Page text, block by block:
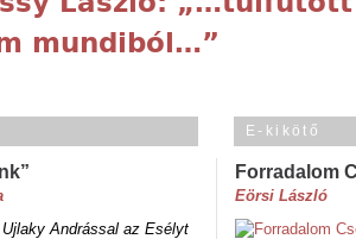
mundiból…”
Andrással az Esélyt
E-kikötő
Forradalom
Eörsi László